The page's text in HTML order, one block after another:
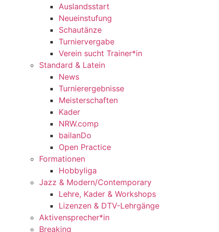
Auslandsstart
Neueinstufung
Schautänze
Turniervergabe
Verein sucht Trainer*in
Standard & Latein
News
Turnierergebnisse
Meisterschaften
Kader
NRW.comp
bailanDo
Open Practice
Formationen
Hobbyliga
Jazz & Modern/Contemporary
Lehre, Kader & Workshops
Lizenzen & DTV-Lehrgänge
Aktivensprecher*in
Breaking